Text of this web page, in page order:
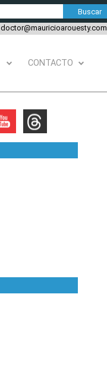
doctor@mauricioarouesty.com
CONTACTO